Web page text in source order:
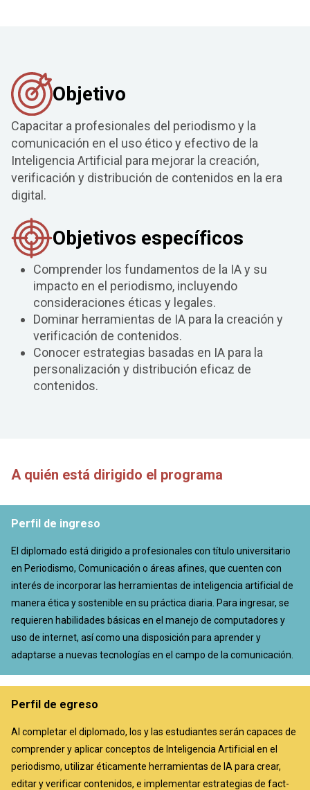
Objetivo
Capacitar a profesionales del periodismo y la
comunicación en el uso ético y efectivo de la
Inteligencia Artificial para mejorar la creación,
verificación y distribución de contenidos en la era
digital.
Objetivos específicos
Comprender los fundamentos de la IA y su
impacto en el periodismo, incluyendo
consideraciones éticas y legales.
Dominar herramientas de IA para la creación y
verificación de contenidos.
Conocer estrategias basadas en IA para la
personalización y distribución eficaz de
contenidos.
A quién está dirigido el programa
Perfil de ingreso
El diplomado está dirigido a profesionales con título universitario
en Periodismo, Comunicación o áreas afines, que cuenten con
interés de incorporar las herramientas de inteligencia artificial de
manera ética y sostenible en su práctica diaria. Para ingresar, se
requieren habilidades básicas en el manejo de computadores y
uso de internet, así como una disposición para aprender y
adaptarse a nuevas tecnologías en el campo de la comunicación.
Perfil de egreso
Al completar el diplomado, los y las estudiantes serán capaces de
comprender y aplicar conceptos de Inteligencia Artificial en el
periodismo, utilizar éticamente herramientas de IA para crear,
editar y verificar contenidos, e implementar estrategias de fact-